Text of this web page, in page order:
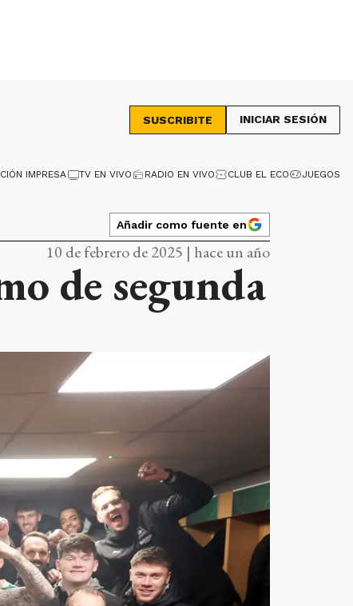
SUSCRIBITE INICIAR SESIÓN
IMPRESA TV EN VIVO RADIO EN VIVO CLUB EL ECO JUEGOS
Añadir como fuente en
10 de febrero de 2025 | hace un año
de segunda